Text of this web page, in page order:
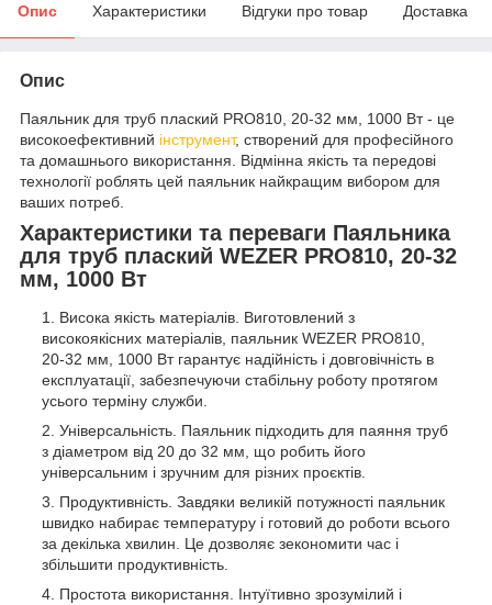
Опис Характеристики Відгуки про товар Доставка
Опис
Паяльник для труб плаский PRO810, 20-32 мм, 1000 Вт - це
високоефективний інструмент, створений для професійного
та домашнього використання. Відмінна якість та передові
технології роблять цей паяльник найкращим вибором для
ваших потреб.
Характеристики та переваги Паяльника
для труб плаский WEZER PRO810, 20-32
мм, 1000 Вт
Висока якість матеріалів. Виготовлений з
високоякісних матеріалів, паяльник WEZER PRO810,
20-32 мм, 1000 Вт гарантує надійність і довговічність в
експлуатації, забезпечуючи стабільну роботу протягом
усього терміну служби.
Універсальність. Паяльник підходить для паяння труб
з діаметром від 20 до 32 мм, що робить його
універсальним і зручним для різних проєктів.
Продуктивність. Завдяки великій потужності паяльник
швидко набирає температуру і готовий до роботи всього
за декілька хвилин. Це дозволяє зекономити час і
збільшити продуктивність.
Простота використання. Інтуїтивно зрозумілий і